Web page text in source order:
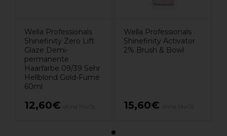
Wella Professionals
Shinefinity Zero Lift
Glaze Demi-
permanente
Haarfarbe 09/39 Sehr
Hellblond Gold-Fumé
60ml
12,60€
Wella Professionals
Shinefinity Activator
2% Brush & Bowl
15,60€